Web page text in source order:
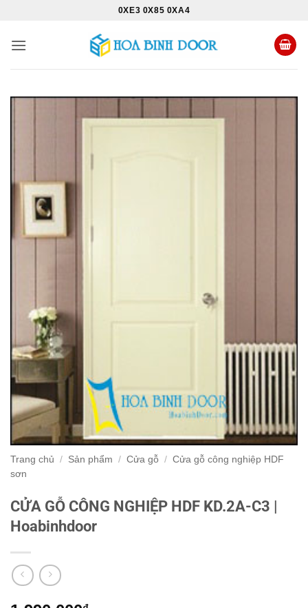
nội
0XE3 0X85 0XA4
Trang chủ / Sản phẩm / Cửa gỗ / Cửa gỗ công nghiệp HDF
sơn
CỬA GỖ CÔNG NGHIỆP HDF KD.2A-C3 |
Hoabinhdoor